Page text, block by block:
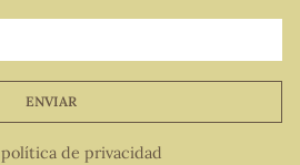
ENVIAR
política de privacidad